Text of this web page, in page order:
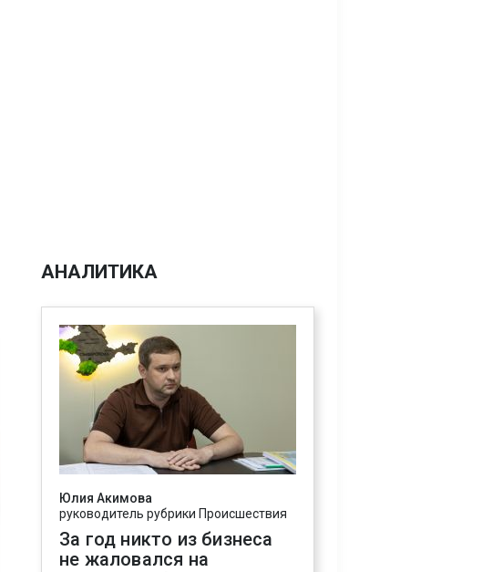
АНАЛИТИКА
Юлия Акимова
руководитель рубрики Происшествия
За год никто из бизнеса
не жаловался на